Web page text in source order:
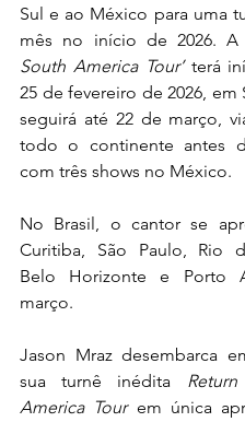
Sul e ao México para uma
mês no início de 2026. A
South America Tour’ terá
25 de fevereiro de 2026, em
seguirá até 22 de março,
todo o continente antes
com três shows no México.
No Brasil, o cantor se
Curitiba, São Paulo, Rio
Belo Horizonte e Porto
março.
Jason Mraz desembarca
sua turnê inédita
America Tour em única